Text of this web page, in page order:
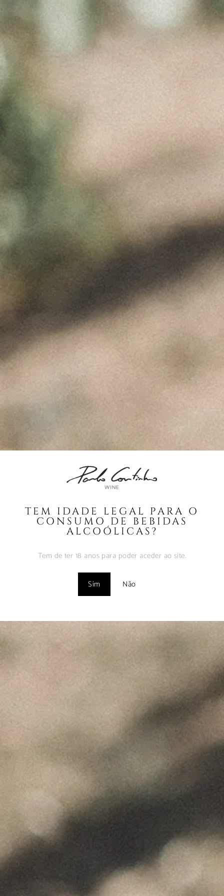
TEM IDADE LEGAL PARA O
CONSUMO DE BEBIDAS
ALCOÓLICAS?
Tem de ter 18 anos para poder aceder ao site.
Sim Não
Port
dos Vinhos de Paulo
Fevereiro 10, 2025
MUST – VINHA da
FONTE – Nov2024
Fevereiro 9, 2025
BORRAJO – Set2024
Vinhos com Assinatura
Maio 1, 2024
"Wine is not made for winemakers and
their friends alone, but I wish I will always
have plenty of them to share it with."
+351 912 844 136
Celeirós do Douro - Sabrosa
info@paulocoutinho.wine
www.paulocoutinho.wine